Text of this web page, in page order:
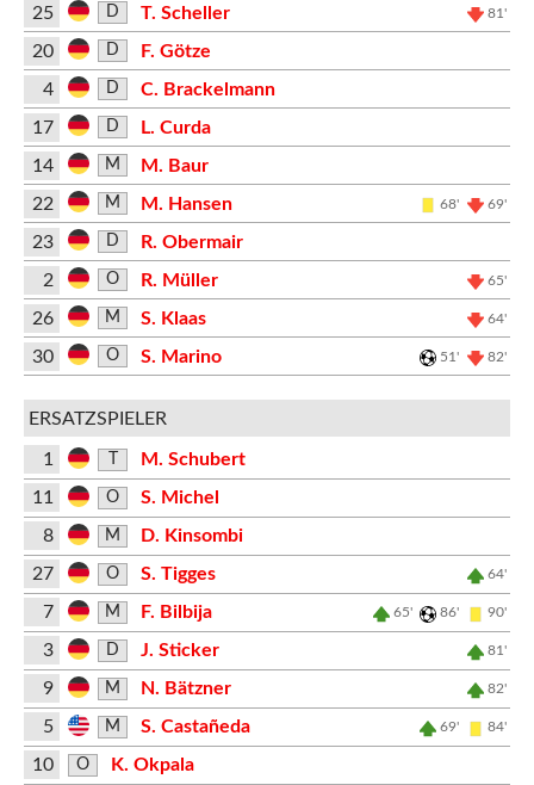
25
D T. Scheller 81'
20 D
F. Götze
4
D
C. Brackelmann
17
D
L. Curda
14
M
M. Baur
22
M M. Hansen 68' 69'
23 D
R. Obermair
2
O R. Müller 65'
26 M S. Klaas 64'
30 O S. Marino 51' 82'
ERSATZSPIELER
1
M. Schubert
11
O
S. Michel
8
M
D. Kinsombi
27
O S. Tigges 64'
7 M F. Bilbija 65' 86' 90'
3 D J. Sticker 81'
9 M N. Bätzner 82'
5 M S. Castañeda 69' 84'
10 O K. Okpala